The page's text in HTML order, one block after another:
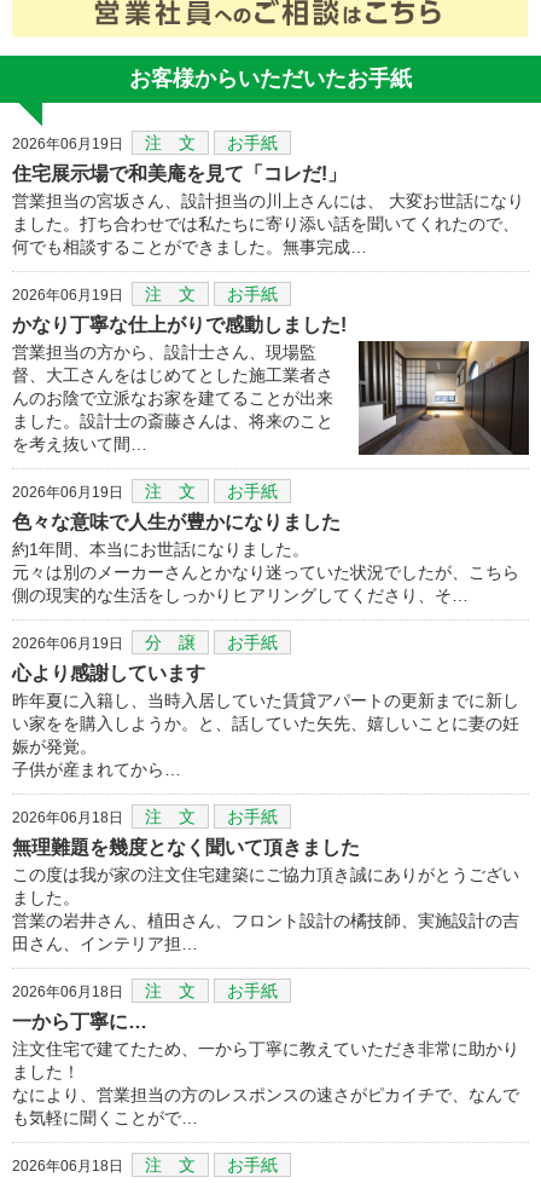
お客様からいただいたお手紙
2026年06月19日 注 文 お手紙
住宅展示場で和美庵を見て「コレだ!」
営業担当の宮坂さん、設計担当の川上さんには、 大変お世話になり
ました。打ち合わせでは私たちに寄り添い話を聞いてくれたので、
何でも相談することができました。無事完成…
2026年06月19日 注 文 お手紙
かなり丁寧な仕上がりで感動しました!
営業担当の方から、設計士さん、現場監
督、大工さんをはじめてとした施工業者さ
んのお陰で立派なお家を建てることが出来
ました。設計士の斎藤さんは、将来のこと
を考え抜いて間…
2026年06月19日 注 文 お手紙
色々な意味で人生が豊かになりました
約1年間、本当にお世話になりました。
元々は別のメーカーさんとかなり迷っていた状況でしたが、こちら
側の現実的な生活をしっかりヒアリングしてくださり、そ…
2026年06月19日 分 譲 お手紙
心より感謝しています
昨年夏に入籍し、当時入居していた賃貸アパートの更新までに新し
い家をを購入しようか。と、話していた矢先、嬉しいことに妻の妊
娠が発覚。
子供が産まれてから…
2026年06月18日 注 文 お手紙
無理難題を幾度となく聞いて頂きました
この度は我が家の注文住宅建築にご協力頂き誠にありがとうござい
ました。
営業の岩井さん、植田さん、フロント設計の橘技師、実施設計の吉
田さん、インテリア担…
2026年06月18日 注 文 お手紙
一から丁寧に…
注文住宅で建てたため、一から丁寧に教えていただき非常に助かり
ました！
なにより、営業担当の方のレスポンスの速さがピカイチで、なんで
も気軽に聞くことがで…
2026年06月18日 注 文 お手紙